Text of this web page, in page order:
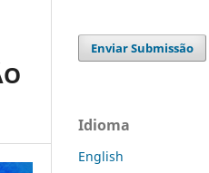
Enviar Submissão
Idioma
English